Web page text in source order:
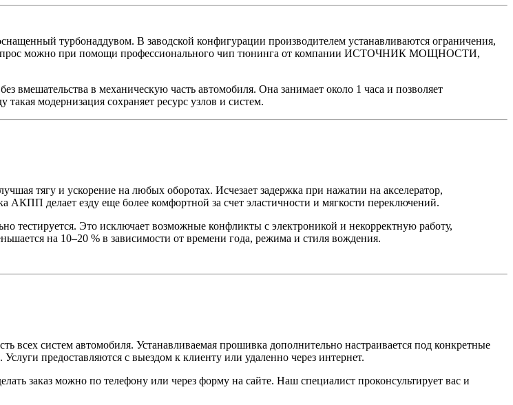
турбонаддувом. В заводской конфигурации производителем устанавливаются ограничения,
можно при помощи профессионального чип тюнинга от компании ИСТОЧНИК МОЩНОСТИ,
вмешательства в механическую часть автомобиля. Она занимает около 1 часа и позволяет
модернизация сохраняет ресурс узлов и систем.
тягу и ускорение на любых оборотах. Исчезает задержка при нажатии на акселератор,
АКПП делает езду еще более комфортной за счет эластичности и мягкости переключений.
тестируется. Это исключает возможные конфликты с электроникой и некорректную работу,
на 10–20 % в зависимости от времени года, режима и стиля вождения.
всех систем автомобиля. Устанавливаемая прошивка дополнительно настраивается под конкретные
предоставляются с выездом к клиенту или удаленно через интернет.
заказ можно по телефону или через форму на сайте. Наш специалист проконсультирует вас и